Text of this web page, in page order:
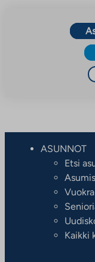
ASUNNOT
Etsi
Kaikki